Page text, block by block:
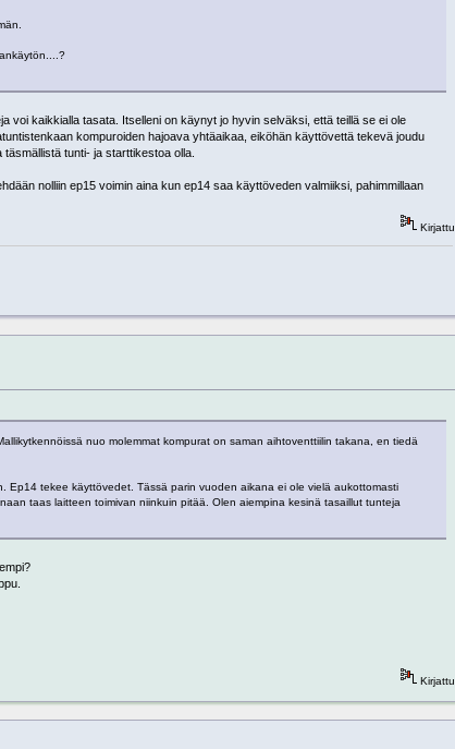
voi kaikkialla tasata. Itselleni on käynyt jo hyvin selväksi, että teillä se ei ole
kompuroiden hajoava yhtäaikaa, eiköhän käyttövettä tekevä joudu
tunti- ja starttikestoa olla.
nolliin ep15 voimin aina kun ep14 saa käyttöveden valmiiksi, pahimmillaan
Kirjattu
nuo molemmat kompurat on saman aihtoventtiilin takana, en tiedä
Ep14 tekee käyttövedet. Tässä parin vuoden aikana ei ole vielä aukottomasti
taas laitteen toimivan niinkuin pitää. Olen aiempina kesinä tasaillut tunteja
Kirjattu